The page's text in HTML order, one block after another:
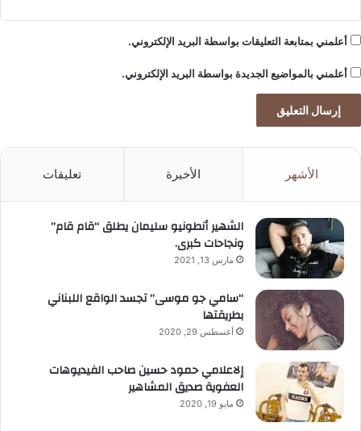
أعلمني بمتابعة التعليقات بواسطة البريد الإلكتروني.
أعلمني بالمواضيع الجديدة بواسطة البريد الإلكتروني.
الأشهر الأخيرة تعليقات
الشهير أنطونيو سليمان يطلق “قام قام”
ونجاحات كبرى.
مارس 13, 2021
“سامي جو موسى” تجسد الواقع اللبناني
بطريقتها
أغسطس 29, 2020
إلاعلامي حمود حسين صاحب الفيديوهات
العفوية صديق المشاهير
مايو 19, 2020